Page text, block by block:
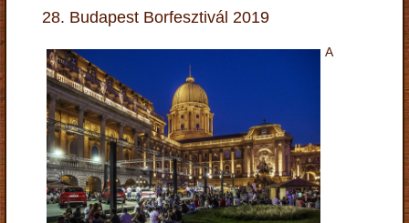
28. Budapest Borfesztivál 2019
A